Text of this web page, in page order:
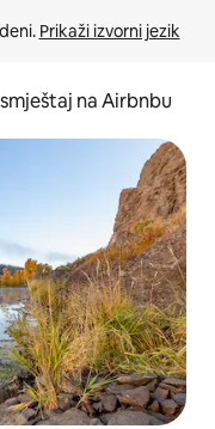
Prikaži izvorni jezik
na Airbnbu